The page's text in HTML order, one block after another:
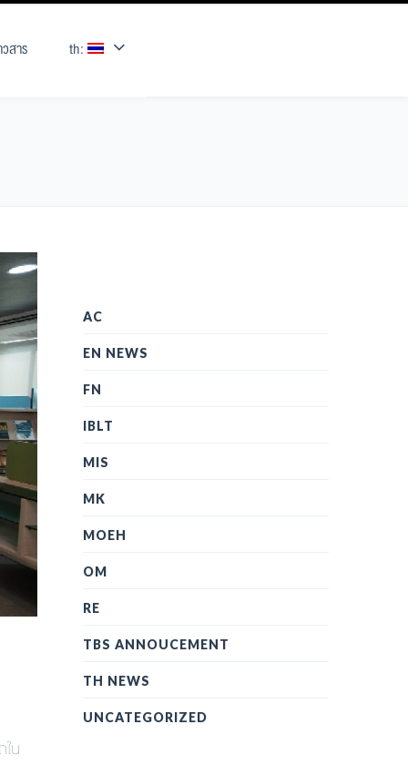
สาร th:
น
AC
EN NEWS
FN
IBLT
MIS
MK
MOEH
OM
RE
TBS ANNOUCEMENT
TH NEWS
UNCATEGORIZED